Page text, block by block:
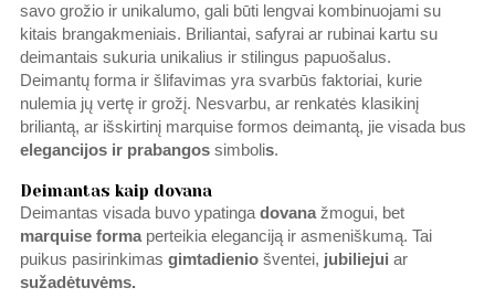
savo grožio ir unikalumo, gali būti lengvai kombinuojami su
kitais brangakmeniais. Briliantai, safyrai ar rubinai kartu su
deimantais sukuria unikalius ir stilingus papuošalus.
Deimantų forma ir šlifavimas yra svarbūs faktoriai, kurie
nulemia jų vertę ir grožį. Nesvarbu, ar renkatės klasikinį
briliantą, ar išskirtinį marquise formos deimantą, jie visada bus
elegancijos ir prabangossimbolis.
Deimantas kaip dovana
Deimantas visada buvo ypatinga dovanažmogui, bet
marquise formaperteikia eleganciją ir asmeniškumą. Tai
puikus pasirinkimas gimtadieniošventei, jubiliejui ar
sužadėtuvėms.